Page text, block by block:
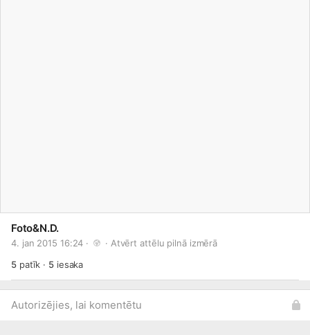
Foto&N.D.
4. jan 2015 16:24 · · Atvērt attēlu pilnā izmērā
5patīk · 5iesaka
Autorizējies, lai komentētu